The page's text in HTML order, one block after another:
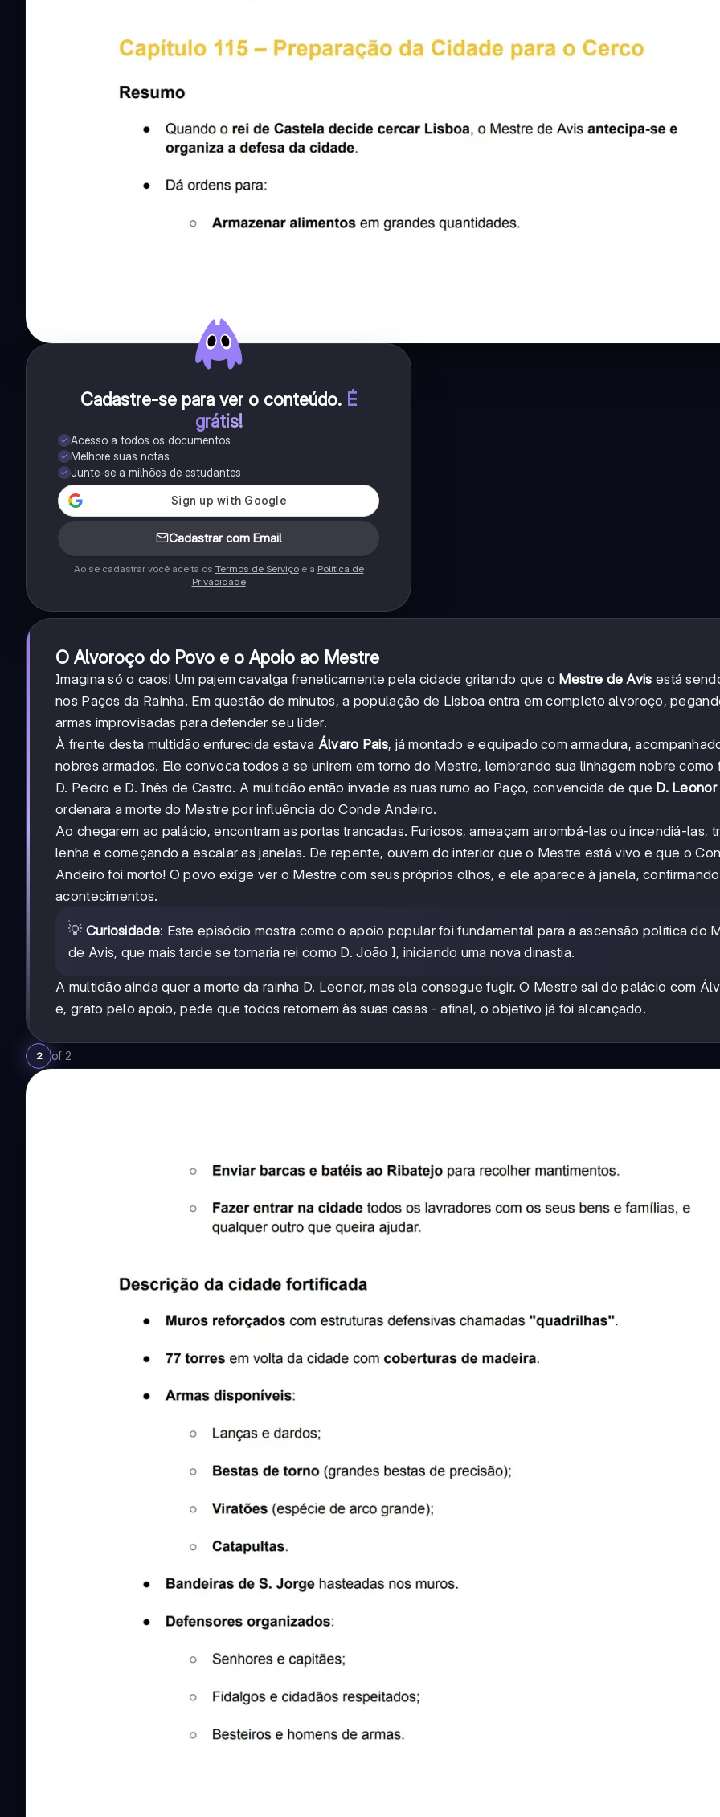
Cadastre-se para ver o conteúdo. É
grátis!
Acesso a todos os documentos
Melhore suas notas
Junte-se a milhões de estudantes
Cadastrar com Email
Ao se cadastrar você aceita os Termos de Serviçoe a Política de
Privacidade
O Alvoroço do Povo e o Apoio ao Mestre
Imagina só o caos! Um pajem cavalga freneticamente pela cidade gritando que o Mestre de Avis está
nos Paços da Rainha. Em questão de minutos, a população de Lisboa entra em completo alvoroço,
armas improvisadas para defender seu líder.
À frente desta multidão enfurecida estava Álvaro Pais, já montado e equipado com armadura,
nobres armados. Ele convoca todos a se unirem em torno do Mestre, lembrando sua linhagem nobre como
D. Pedro e D. Inês de Castro. A multidão então invade as ruas rumo ao Paço, convencida de que D.
ordenara a morte do Mestre por influência do Conde Andeiro.
Ao chegarem ao palácio, encontram as portas trancadas. Furiosos, ameaçam arrombá-las ou incendiá-las,
lenha e começando a escalar as janelas. De repente, ouvem do interior que o Mestre está vivo e que o
Andeiro foi morto! O povo exige ver o Mestre com seus próprios olhos, e ele aparece à janela,
acontecimentos.
💡 Curiosidade: Este episódio mostra como o apoio popular foi fundamental para a ascensão política do
de Avis, que mais tarde se tornaria rei como D. João I, iniciando uma nova dinastia.
A multidão ainda quer a morte da rainha D. Leonor, mas ela consegue fugir. O Mestre sai do palácio com
e, grato pelo apoio, pede que todos retornem às suas casas - afinal, o objetivo já foi alcançado.
2 of 2